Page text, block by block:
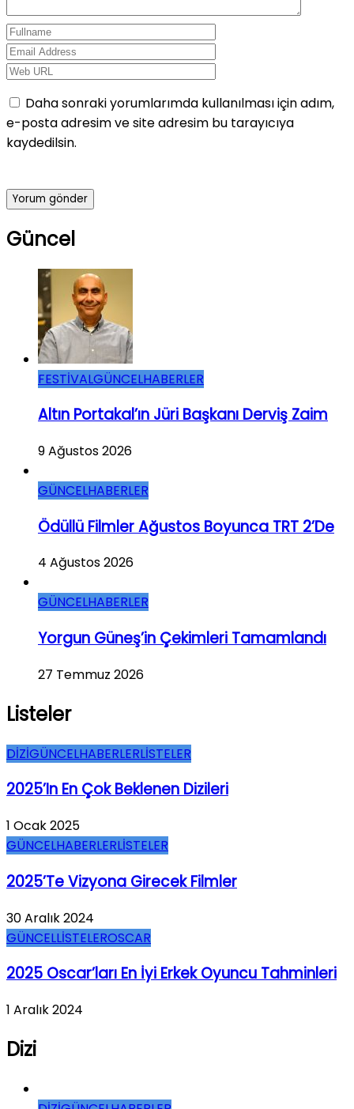
Daha sonraki yorumlarımda kullanılması için adım,
e-posta adresim ve site adresim bu tarayıcıya
kaydedilsin.
Güncel
FESTİVALGÜNCELHABERLER
Altın Portakal’ın Jüri Başkanı Derviş Zaim
9 Ağustos 2026
GÜNCELHABERLER
Ödüllü Filmler Ağustos Boyunca TRT 2’de
4 Ağustos 2026
GÜNCELHABERLER
Yorgun Güneş’in Çekimleri Tamamlandı
27 Temmuz 2026
Listeler
DİZİGÜNCELHABERLERLİSTELER
2025’in En Çok Beklenen Dizileri
1 Ocak 2025
GÜNCELHABERLERLİSTELER
2025’te Vizyona Girecek Filmler
30 Aralık 2024
GÜNCELLİSTELEROSCAR
2025 Oscar’ları En İyi Erkek Oyuncu Tahminleri
1 Aralık 2024
Dizi